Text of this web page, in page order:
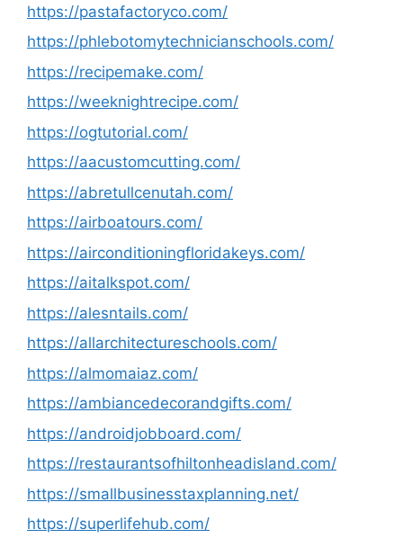
https://pastafactoryco.com/
https://phlebotomytechnicianschools.com/
https://recipemake.com/
https://weeknightrecipe.com/
https://ogtutorial.com/
https://aacustomcutting.com/
https://abretullcenutah.com/
https://airboatours.com/
https://airconditioningfloridakeys.com/
https://aitalkspot.com/
https://alesntails.com/
https://allarchitectureschools.com/
https://almomaiaz.com/
https://ambiancedecorandgifts.com/
https://androidjobboard.com/
https://restaurantsofhiltonheadisland.com/
https://smallbusinesstaxplanning.net/
https://superlifehub.com/